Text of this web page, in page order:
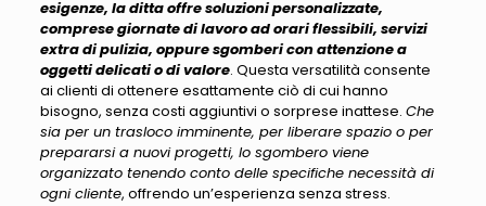
esigenze, la ditta offre soluzioni personalizzate,
comprese giornate di lavoro ad orari flessibili, servizi
extra di pulizia, oppure sgomberi con attenzione a
oggetti delicati o di valore. Questa versatilità consente
ai clienti di ottenere esattamente ciò di cui hanno
bisogno, senza costi aggiuntivi o sorprese inattese. Che
sia per un trasloco imminente, per liberare spazio o per
prepararsi a nuovi progetti, lo sgombero viene
organizzato tenendo conto delle specifiche necessità di
ogni cliente, offrendo un’esperienza senza stress.